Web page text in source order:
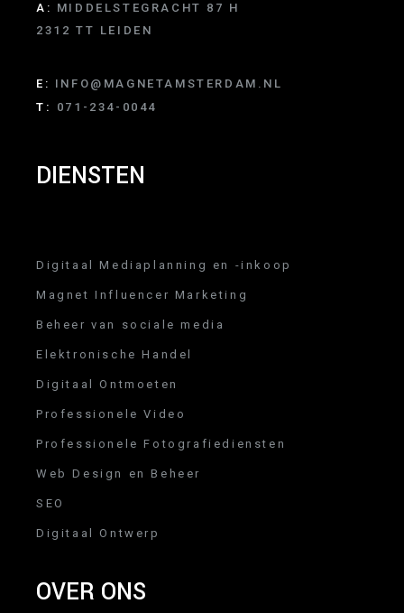
A: MIDDELSTEGRACHT 87 H
2312 TT LEIDEN
E: INFO@MAGNETAMSTERDAM.NL
T: 071-234-0044
DIENSTEN
Digitaal Mediaplanning en -inkoop
Magnet Influencer Marketing
Beheer van sociale media
Elektronische Handel
Digitaal Ontmoeten
Professionele Video
Professionele Fotografiediensten
Web Design en Beheer
SEO
Digitaal Ontwerp
OVER ONS